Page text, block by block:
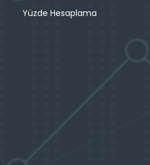
Yüzde Hesaplama